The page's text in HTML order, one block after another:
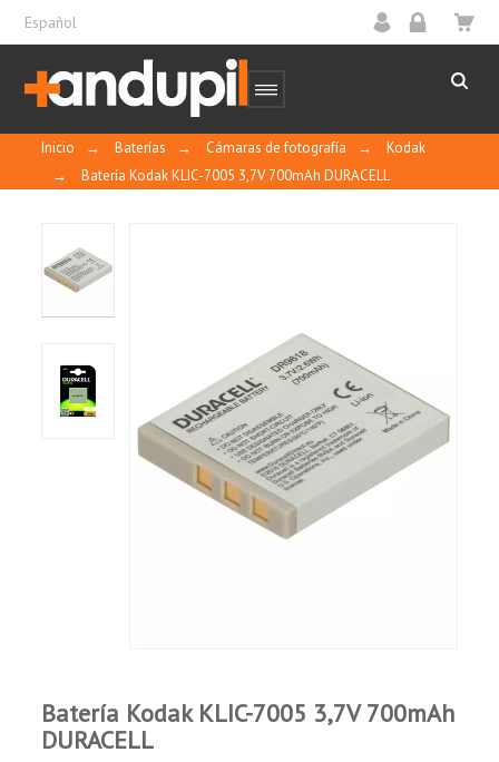
Español
Inicio → Baterías → Cámaras de fotografía →
Kodak
→
Batería Kodak KLIC-7005 3,7V 700mAh DURACELL
Batería Kodak KLIC-7005 3,7V 700mAh
DURACELL